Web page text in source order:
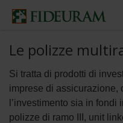
Le polizze
Si tratta di prodotti di
imprese di assicurazione,
l’investimento sia in
polizze di ramo III, unit